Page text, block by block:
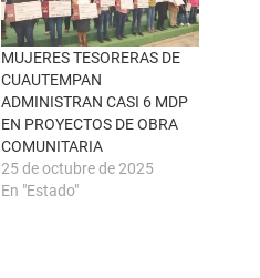
MUJERES TESORERAS DE
CUAUTEMPAN
ADMINISTRAN CASI 6 MDP
EN PROYECTOS DE OBRA
COMUNITARIA
25 de octubre de 2025
En "Estado"